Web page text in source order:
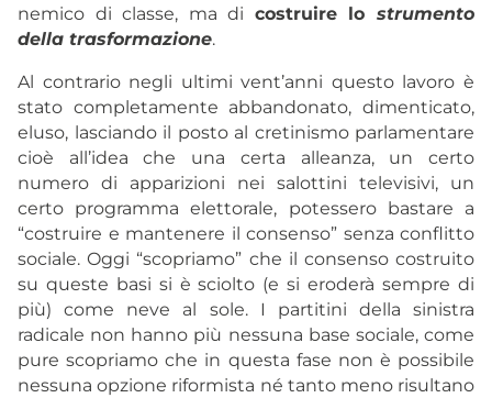
nemico di classe, ma di costruire lostrumento
della trasformazione.
Al contrario negli ultimi vent’anni questo lavoro è
stato completamente abbandonato, dimenticato,
eluso, lasciando il posto al cretinismo parlamentare
cioè all’idea che una certa alleanza, un certo
numero di apparizioni nei salottini televisivi, un
certo programma elettorale, potessero bastare a
“costruire e mantenere il consenso” senza conflitto
sociale. Oggi “scopriamo” che il consenso costruito
su queste basi si è sciolto (e si eroderà sempre di
più) come neve al sole. I partitini della sinistra
radicale non hanno più nessuna base sociale, come
pure scopriamo che in questa fase non è possibile
nessuna opzione riformista né tanto meno risultano